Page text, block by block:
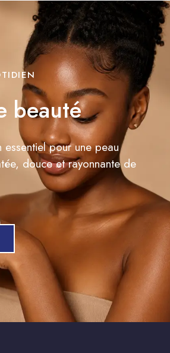
beauté
pour une peau
douce et rayonnante de